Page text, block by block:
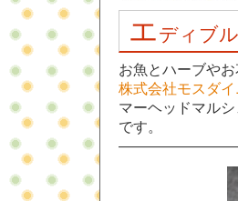
エディブ
お魚とハーブや
株式会社モスダ
マーヘッドマル
です。